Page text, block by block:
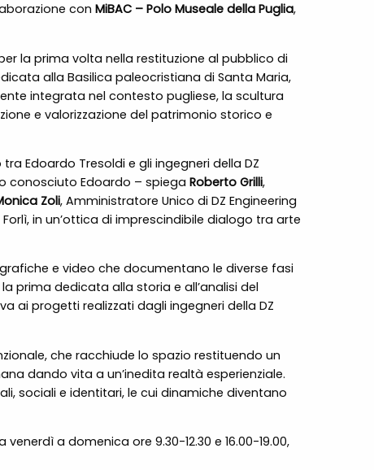
con MiBAC – Polo Museale della Puglia,
la prima volta nella restituzione al pubblico di
alla Basilica paleocristiana di Santa Maria,
integrata nel contesto pugliese, la scultura
e valorizzazione del patrimonio storico e
Edoardo Tresoldi e gli ingegneri della DZ
conosciuto Edoardo – spiega Roberto Grilli,
Zoli, Amministratore Unico di DZ Engineering
in un’ottica di imprescindibile dialogo tra arte
e video che documentano le diverse fasi
prima dedicata alla storia e all’analisi del
ai progetti realizzati dagli ingegneri della DZ
che racchiude lo spazio restituendo un
dando vita a un’inedita realtà esperienziale.
sociali e identitari, le cui dinamiche diventano
a domenica ore 9.30-12.30 e 16.00-19.00,